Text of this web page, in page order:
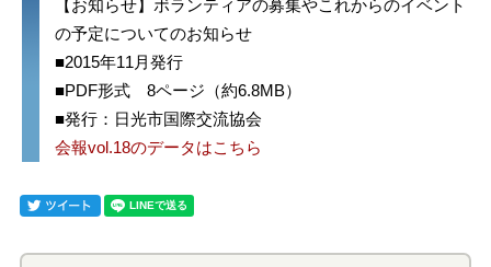
【お知らせ】ボランティアの募集やこれからのイベント
の予定についてのお知らせ
■2015年11月発行
■PDF形式 8ページ（約6.8MB）
■発行：日光市国際交流協会
会報vol.18のデータはこちら